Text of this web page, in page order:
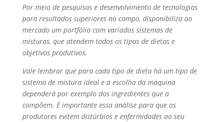
Por meio de pesquisas e desenvolvimento de tecnologias
para resultados superiores no campo, disponibiliza ao
mercado um portfólio com variados sistemas de
misturas, que atendem todos os tipos de dietas e
objetivos produtivos.
Vale lembrar que para cada tipo de dieta há um tipo de
sistema de mistura ideal e a escolha da máquina
dependerá por exemplo dos ingredientes que a
compõem. É importante essa análise para que os
produtores evitem distúrbios e enfermidades ao seu